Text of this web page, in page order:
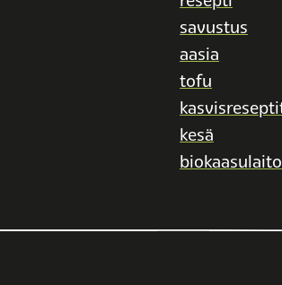
savustus
aasia
tofu
kesä